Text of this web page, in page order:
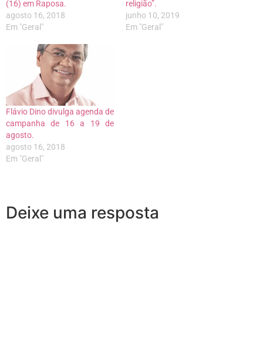
(16) em Raposa.
agosto 16, 2018
Em "Geral"
religião”.
junho 10, 2019
Em "Geral"
Flávio Dino divulga agenda de
campanha de 16 a 19 de
agosto.
agosto 16, 2018
Em "Geral"
Deixe uma resposta